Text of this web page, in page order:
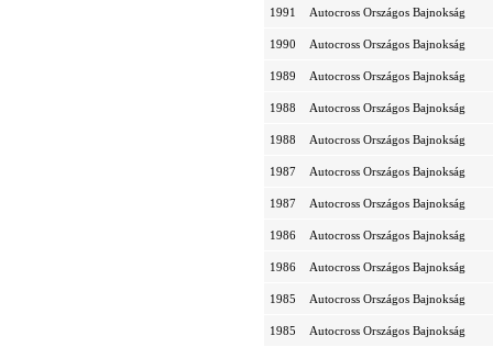
1991 Autocross Országos Bajnokság
1990 Autocross Országos Bajnokság
1989 Autocross Országos Bajnokság
1988 Autocross Országos Bajnokság
1988 Autocross Országos Bajnokság
1987 Autocross Országos Bajnokság
1987 Autocross Országos Bajnokság
1986 Autocross Országos Bajnokság
1986 Autocross Országos Bajnokság
1985 Autocross Országos Bajnokság
1985 Autocross Országos Bajnokság